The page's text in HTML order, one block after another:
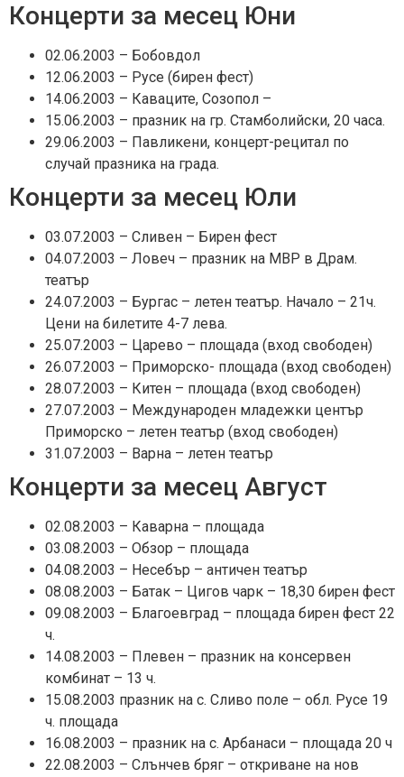
Концерти за месец Юни
02.06.2003 – Бобовдол
12.06.2003 – Русе (бирен фест)
14.06.2003 – Каваците, Созопол –
15.06.2003 – празник на гр. Стамболийски, 20 часа.
29.06.2003 – Павликени, концерт-рецитал по
случай празника на града.
Концерти за месец Юли
03.07.2003 – Сливен – Бирен фест
04.07.2003 – Ловеч – празник на МВР в Драм.
театър
24.07.2003 – Бургас – летен театър. Начало – 21ч.
Цени на билетите 4-7 лева.
25.07.2003 – Царево – площада (вход свободен)
26.07.2003 – Приморско- площада (вход свободен)
28.07.2003 – Китен – площада (вход свободен)
27.07.2003 – Международен младежки център
Приморско – летен театър (вход свободен)
31.07.2003 – Варна – летен театър
Концерти за месец Август
02.08.2003 – Каварна – площада
03.08.2003 – Обзор – площада
04.08.2003 – Несебър – античен театър
08.08.2003 – Батак – Цигов чарк – 18,30 бирен фест
09.08.2003 – Благоевград – площада бирен фест 22
ч.
14.08.2003 – Плевен – празник на консервен
комбинат – 13 ч.
15.08.2003 празник на с. Сливо поле – обл. Русе 19
ч. площада
16.08.2003 – празник на с. Арбанаси – площада 20 ч
22.08.2003 – Слънчев бряг – откриване на нов